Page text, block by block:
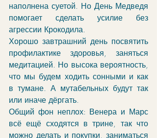
наполнена суетой. Но День Медведя
помогает сделать усилие без
агрессии Крокодила.
Хорошо завтрашний день посвятить
профилактике здоровья, заняться
медитацией. Но высока вероятность,
что мы будем ходить сонными и как
в тумане. А мутабельных будут так
или иначе дёргать.
Общий фон неплох: Венера и Марс
всё ещё сходятся в трине, так что
можно делать и покупки, заниматься